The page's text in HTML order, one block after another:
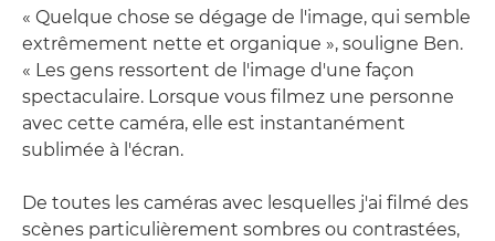
« Quelque chose se dégage de l'image, qui semble
extrêmement nette et organique », souligne Ben.
« Les gens ressortent de l'image d'une façon
spectaculaire. Lorsque vous filmez une personne
avec cette caméra, elle est instantanément
sublimée à l'écran.
De toutes les caméras avec lesquelles j'ai filmé des
scènes particulièrement sombres ou contrastées,